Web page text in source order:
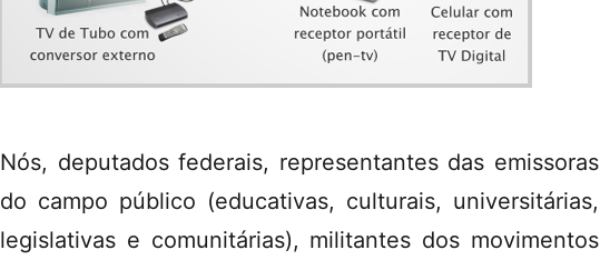
Nós, deputados federais, representantes das emissoras
do campo público (educativas, culturais, universitárias,
legislativas e comunitárias), militantes dos movimentos